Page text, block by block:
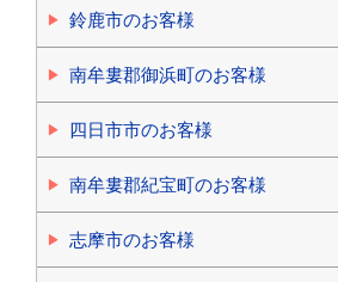
鈴鹿市のお客様
南牟婁郡御浜町のお客様
四日市市のお客様
南牟婁郡紀宝町のお客様
志摩市のお客様